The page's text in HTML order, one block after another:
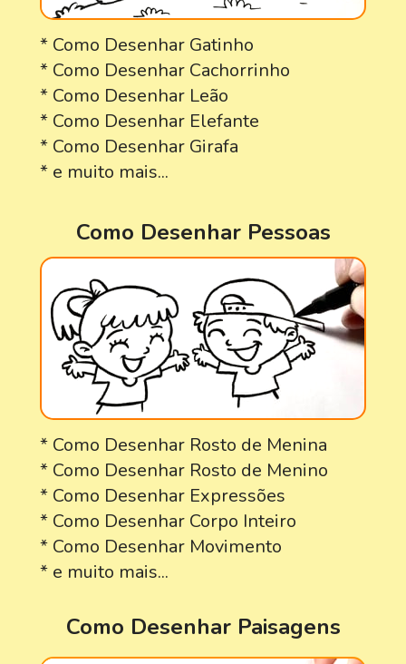
Como Desenhar Pessoas
Como Desenhar Paisagens
* Como Desenhar Gatinho
* Como Desenhar Cachorrinho
* Como Desenhar Leão
* Como Desenhar Elefante
* Como Desenhar Girafa
* e muito mais...
* Como Desenhar Rosto de Menina
* Como Desenhar Rosto de Menino
* Como Desenhar Expressões
* Como Desenhar Corpo Inteiro
* Como Desenhar Movimento
* e muito mais...